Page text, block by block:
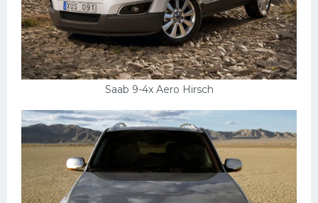
Saab 9-4x Aero Hirsch